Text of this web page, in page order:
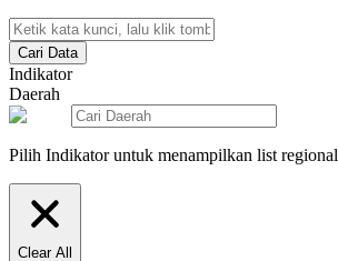
Cari Data
Indikator
Daerah
Pilih Indikator untuk menampilkan list regional
Clear All